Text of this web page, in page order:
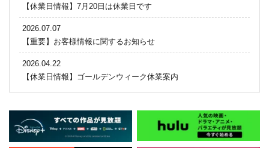
【休業日情報】7月20日は休業日です
2026.07.07
【重要】お客様情報に関するお知らせ
2026.04.22
【休業日情報】ゴールデンウィーク休業案内